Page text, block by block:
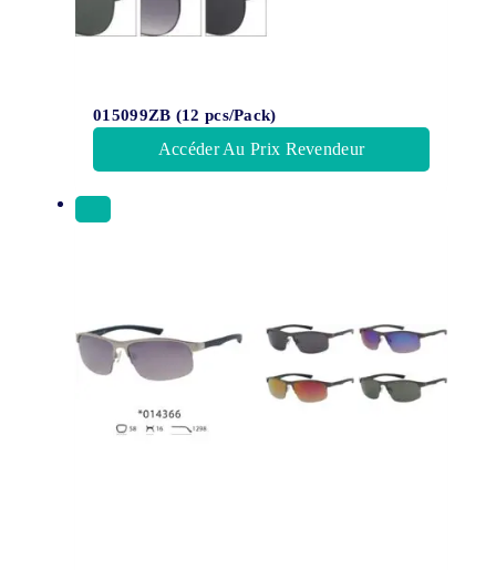
015099ZB (12 pcs/Pack)
Accéder Au Prix Revendeur